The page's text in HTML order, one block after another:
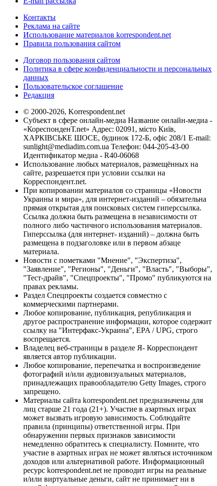
Контакты
Реклама на сайте
Использование материалов korrespondent.net
Правила пользования сайтом
Договор пользования сайтом
Политика в сфере конфиденциальности и персональных
данных
Пользовательское соглашение
Редакция
© 2000-2026, Korrespondent.net
Субъект в сфере онлайн-медиа Название онлайн-медиа -
«КореспонденТ.net» Адрес: 02091, місто Київ,
ХАРКІВСЬКЕ ШОСЕ, будинок 172-Б, офіс 208/1 E-mail:
sunlight@mediadim.com.ua Телефон: 044-205-43-00
Идентификатор медиа - R40-06068
Использование любых материалов, размещённых на
сайте, разрешается при условии ссылки на
Корреспондент.net.
При копировании материалов со страницы «Новости
Украины и мира», для интернет-изданий – обязательна
прямая открытая для поисковых систем гиперссылка.
Ссылка должна быть размещена в независимости от
полного либо частичного использования материалов.
Гиперссылка (для интернет- изданий) – должна быть
размещена в подзаголовке или в первом абзаце
материала.
Новости с пометками "Мнение", "Экспертиза",
"Заявление", "Регионы", "Деньги", "Власть", "Выборы",
"Тест-драйв", "Спецпроекты", "Промо" публикуются на
правах рекламы.
Раздел Спецпроекты создается совместно с
коммерческими партнерами.
Любое копирование, публикация, републикация и
другое распространение информации, которое содержит
ссылку на "Интерфакс-Украина", EPA / UPG, строго
воспрещается.
Владелец веб-страницы в разделе Я- Корреспондент
является автор публикации.
Любое копирование, перепечатка и воспроизведение
фотографий и/или аудиовизуальных материалов,
принадлежащих правообладателю Getty Images, строго
запрещено.
Материалы сайта korrespondent.net предназначены для
лиц старше 21 года (21+). Участие в азартных играх
может вызвать игровую зависимость. Соблюдайте
правила (принципы) ответственной игры. При
обнаружении первых признаков зависимости
немедленно обратитесь к специалисту. Помните, что
участие в азартных играх не может являться источником
доходов или альтернативой работе. Информационный
ресурс korrespondent.net не проводит игры на реальные
и/или виртуальные деньги, сайт не принимает ни в